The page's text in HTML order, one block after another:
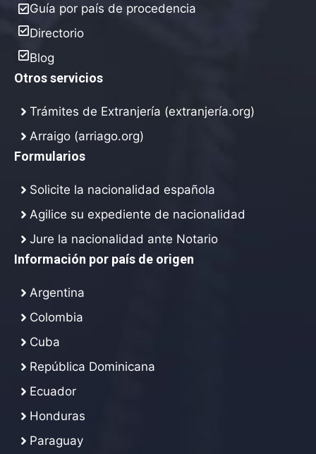
Guía por país de procedencia
Directorio
Blog
Otros servicios
Trámites de Extranjería (extranjería.org)
Arraigo (arriago.org)
Formularios
Solicite la nacionalidad española
Agilice su expediente de nacionalidad
Jure la nacionalidad ante Notario
Información por país de origen
Argentina
Colombia
Cuba
República Dominicana
Ecuador
Honduras
Paraguay